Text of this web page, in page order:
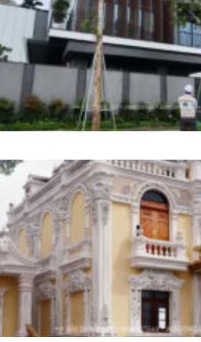
Xây Dựng Biệt Thự 3 Tầng Chú
Dự án biệt thự tân cổ điển anh